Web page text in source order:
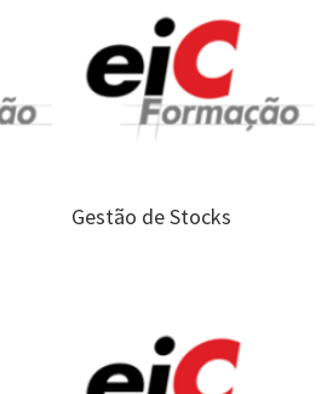
Gestão de Stocks